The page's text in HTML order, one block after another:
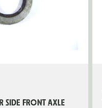
SIDE FRONT AXLE